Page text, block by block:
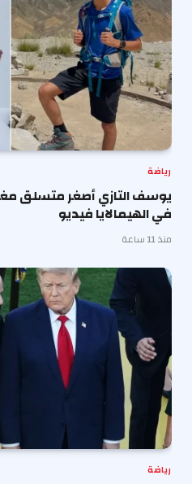
رياضة
في الهيمالايا فيديو
منذ 11 ساعة
رياضة